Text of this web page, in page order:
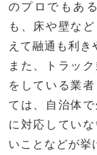
のプロでもあ
も、床や壁な
えて融通も利き
また、トラッ
をしている業
ては、自治体
に対応してい
いことなどが挙